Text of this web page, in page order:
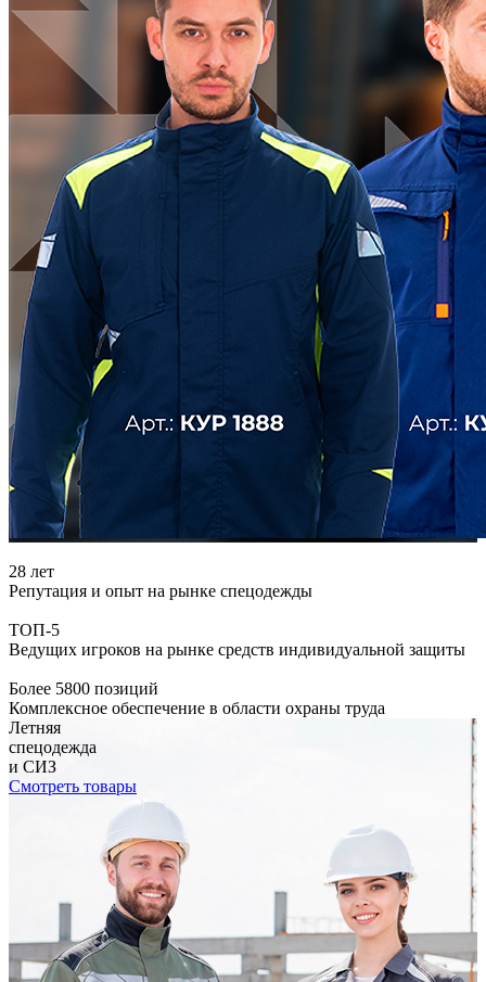
28 лет
Репутация и опыт на рынке спецодежды
ТОП-5
Ведущих игроков на рынке средств индивидуальной защиты
Более 5800 позиций
Комплексное обеспечение в области охраны труда
Летняя
спецодежда
и СИЗ
Смотреть товары